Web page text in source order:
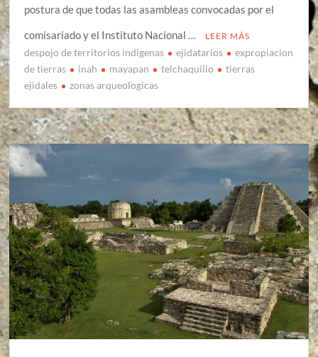
postura de que todas las asambleas convocadas por el
comisariado y el Instituto Nacional …
LEER MÁS
despojo de territorios indigenas ejidatarios
expropiacion
de tierras
inah mayapan telchaquillo
tierras
ejidales
zonas arqueologicas